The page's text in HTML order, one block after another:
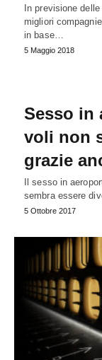
In previsione
migliori
in base…
5 Maggio 2018
Sesso in
voli non
grazie
Il sesso in
sembra essere
5 Ottobre 2017